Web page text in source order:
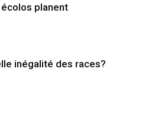
écolos planent
inégalité des races?